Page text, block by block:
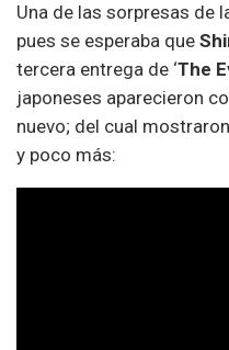
Una de las sorpresas de
pues se esperaba que
tercera entrega de ‘The
japoneses aparecieron
nuevo; del cual
y poco más: